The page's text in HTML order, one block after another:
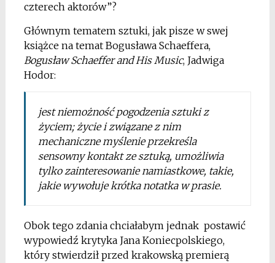
czterech aktorów”?
Głównym tematem sztuki, jak pisze w swej
książce na temat Bogusława Schaeffera,
Bogusław Schaeffer and His Music, Jadwiga
Hodor:
jest niemożność pogodzenia sztuki z
życiem; życie i związane z nim
mechaniczne myślenie przekreśla
sensowny kontakt ze sztuką, umożliwia
tylko zainteresowanie namiastkowe, takie,
jakie wywołuje krótka notatka w prasie.
Obok tego zdania chciałabym jednak postawić
wypowiedź krytyka Jana Koniecpolskiego,
który stwierdził przed krakowską premierą